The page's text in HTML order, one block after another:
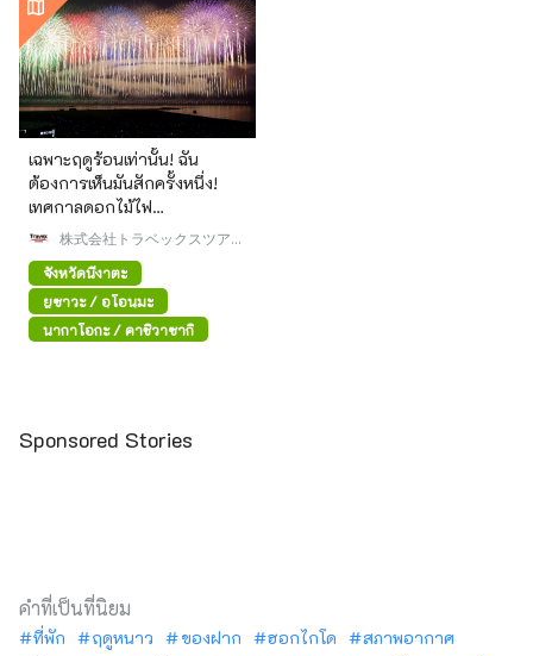
เฉพาะฤดูร้อนเท่านั้น! ฉัน
ต้องการเห็นมันสักครั้งหนึ่ง!
เทศกาลดอกไม้ไฟ
Kashiwazaki ซึ่งเป็นหนึ่งใน
ยิ่งใหญ่ที่สุดของเอจิโกะ มีการ
แสดงดอกไม้ไฟที่สวยงาม
ตระการตากว่า 15,000 นัด
เหนือท้องทะเล
株式会社トラベックスツアー
จังหวัดนีงาตะ
ยูซาวะ / อุโอนุมะ
นากาโอกะ / คาชิวาซากิ
Sponsored Stories
คำที่เป็นที่นิยม
ที่พัก ฤดูหนาว ของฝาก ฮอกไกโด
สภาพอากาศ